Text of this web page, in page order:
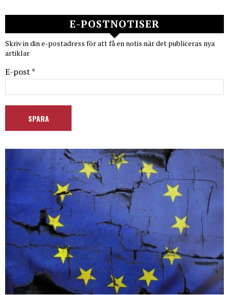
E-POSTNOTISER
Skriv in din e-postadress för att få en notis när det publiceras nya
artiklar
E-post *